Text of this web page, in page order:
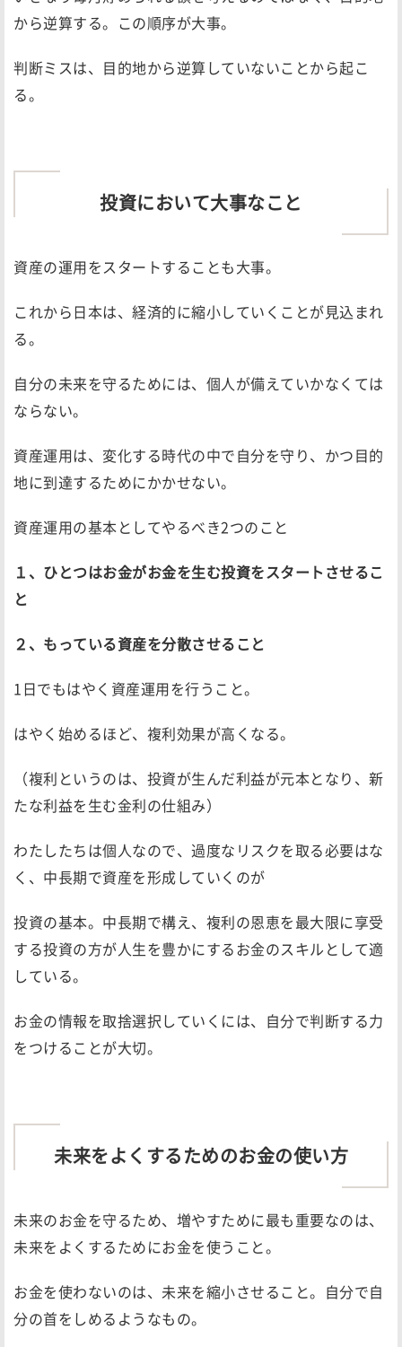
から逆算する。この順序が大事。
判断ミスは、目的地から逆算していないことから起こ
る。
投資において大事なこと
資産の運用をスタートすることも大事。
これから日本は、経済的に縮小していくことが見込まれ
る。
自分の未来を守るためには、個人が備えていかなくては
ならない。
資産運用は、変化する時代の中で自分を守り、かつ目的
地に到達するためにかかせない。
資産運用の基本としてやるべき2つのこと
１、ひとつはお金がお金を生む投資をスタートさせるこ
と
２、もっている資産を分散させること
1日でもはやく資産運用を行うこと。
はやく始めるほど、複利効果が高くなる。
（複利というのは、投資が生んだ利益が元本となり、新
たな利益を生む金利の仕組み）
わたしたちは個人なので、過度なリスクを取る必要はな
く、中長期で資産を形成していくのが
投資の基本。中長期で構え、複利の恩恵を最大限に享受
する投資の方が人生を豊かにするお金のスキルとして適
している。
お金の情報を取捨選択していくには、自分で判断する力
をつけることが大切。
未来をよくするためのお金の使い方
未来のお金を守るため、増やすために最も重要なのは、
未来をよくするためにお金を使うこと。
お金を使わないのは、未来を縮小させること。自分で自
分の首をしめるようなもの。